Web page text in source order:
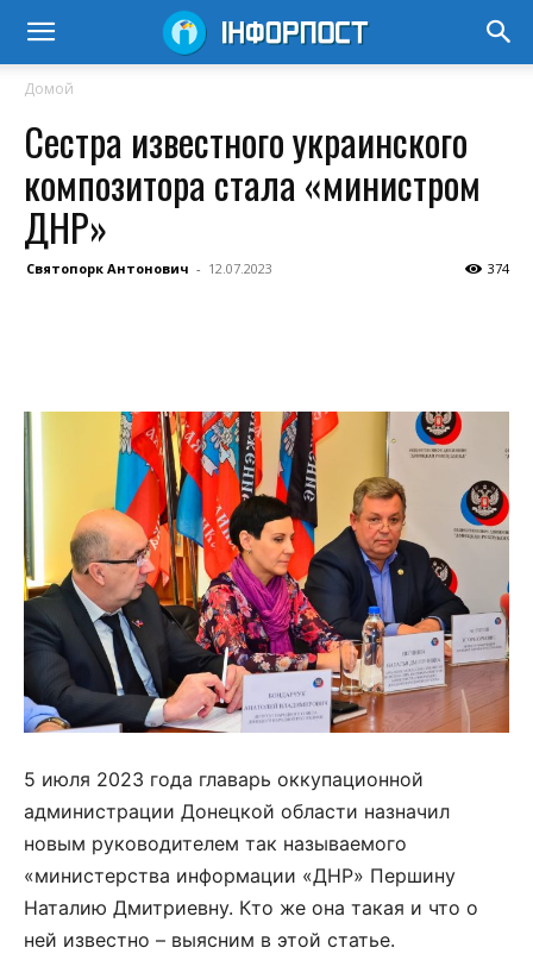
Домой
Сестра известного украинского
композитора стала «министром
ДНР»
Святопорк Антонович - 12.07.2023 374
5 июля 2023 года главарь оккупационной
администрации Донецкой области назначил
новым руководителем так называемого
«министерства информации «ДНР» Першину
Наталию Дмитриевну. Кто же она такая и что о
ней известно – выясним в этой статье.